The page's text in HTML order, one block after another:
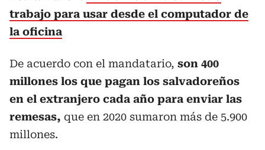
trabajo para usar desde el computador de
la oficina
De acuerdo con el mandatario, son 400
millones los que pagan los salvadoreños
en el extranjero cada año para enviar las
remesas, que en 2020 sumaron más de 5.900
millones.